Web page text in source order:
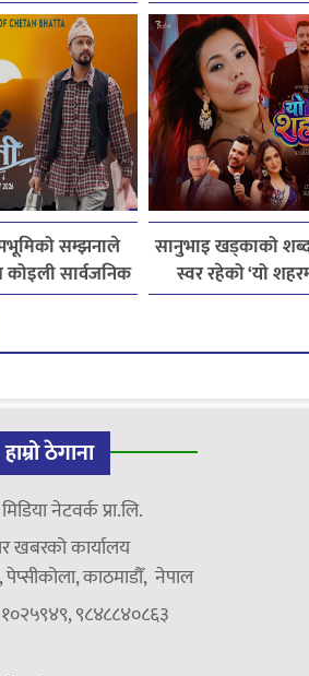
सम्झनाले
सार्वजनिक
सानुभाइ खड्काको
स्वर रहेको ‘यो
हाम्रो ठेगाना
नेटवर्क प्रा.लि.
खबरको कार्यालय
काठमाडौँ, नेपाल
९८४८८४०८६३